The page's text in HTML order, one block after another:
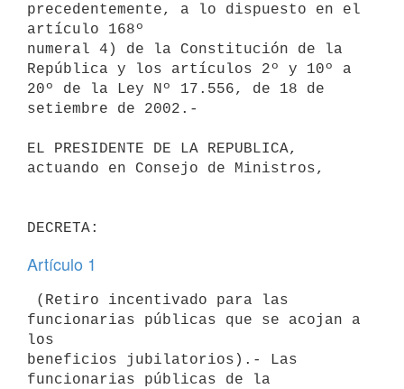
precedentemente, a lo dispuesto en el
artículo 168º
numeral 4) de la Constitución de la
República y los artículos 2º y 10º a
20º de la Ley Nº 17.556, de 18 de
setiembre de 2002.-
EL PRESIDENTE DE LA REPUBLICA,
actuando en Consejo de Ministros,
Artículo 1
funcionarias públicas que se acojan a
los
beneficios jubilatorios).- Las
funcionarias públicas de la